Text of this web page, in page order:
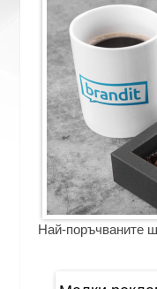
Най-поръчваните